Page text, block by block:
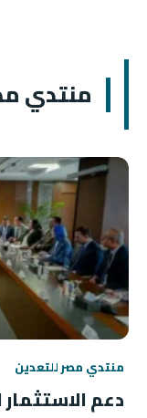
منتدي
منتدي مصر للتعدين
دعم